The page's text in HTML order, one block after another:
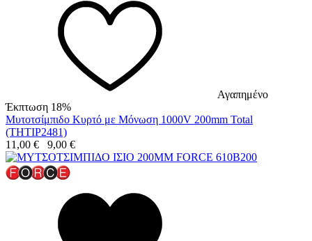
Αγαπημένο
Έκπτωση 18%
Μυτοτσίμπιδο Κυρτό με Μόνωση 1000V 200mm Total
(THTIP2481)
11,00 € 9,00 €